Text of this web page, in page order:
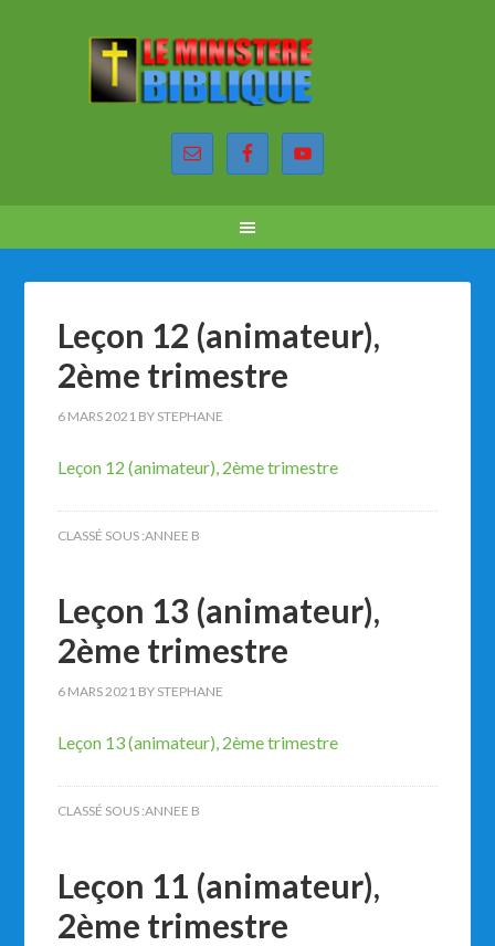
Leçon 12 (animateur),
2ème trimestre
6 MARS 2021 BY STEPHANE
Leçon 12 (animateur), 2ème trimestre
CLASSÉ SOUS :ANNEE B
Leçon 13 (animateur),
2ème trimestre
6 MARS 2021 BY STEPHANE
Leçon 13 (animateur), 2ème trimestre
CLASSÉ SOUS :ANNEE B
Leçon 11 (animateur),
2ème trimestre